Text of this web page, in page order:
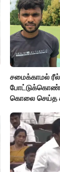
சமைக்காமல்
கொலை செய்த